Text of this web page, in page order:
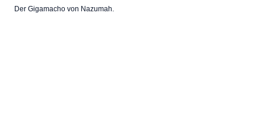
Der Gigamacho von Nazumah.